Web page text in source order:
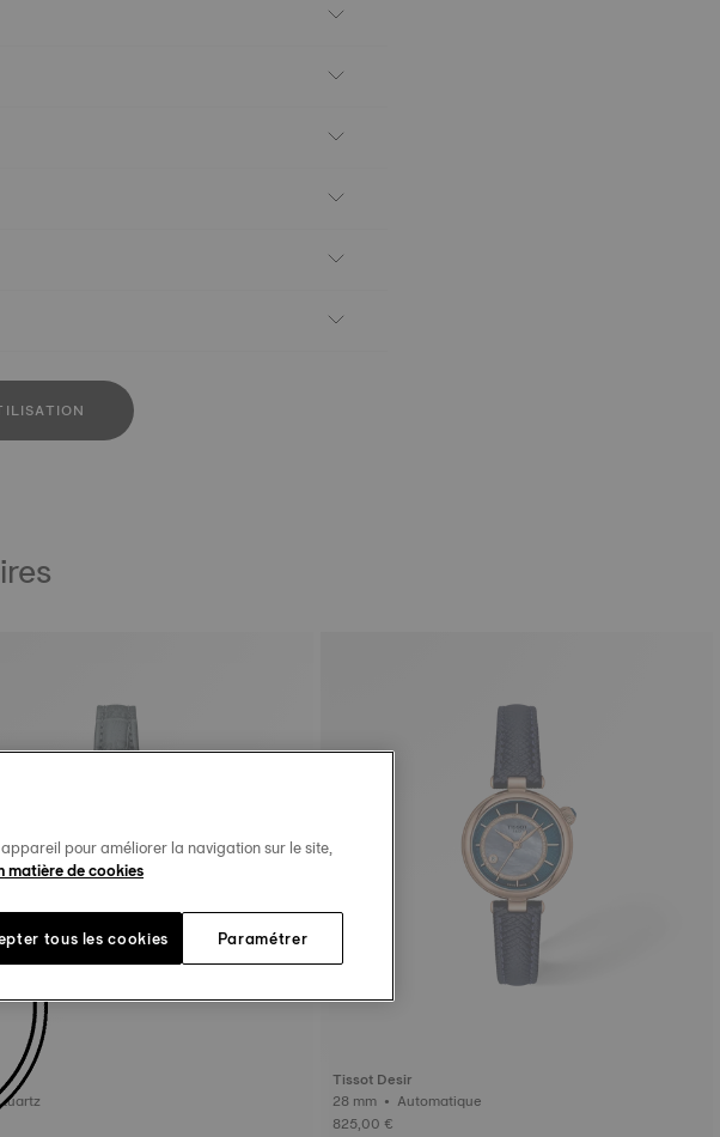
mm • Quartz
Tissot Desir
28 mm • Automatique
825,00 €
pour améliorer la navigation sur le site,
matière de cookies
Paramétrer
tous les cookies